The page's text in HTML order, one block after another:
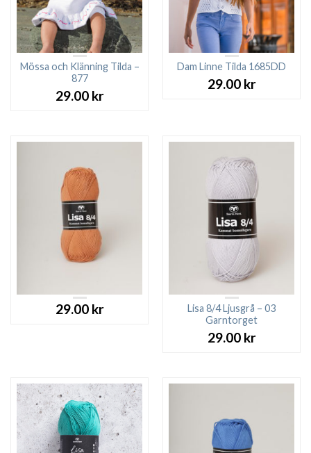
Mössa och Klänning Tilda –
877
29.00 kr
Dam Linne Tilda 1685DD
29.00 kr
29.00 kr
Lisa 8/4 Ljusgrå – 03
Garntorget
29.00 kr